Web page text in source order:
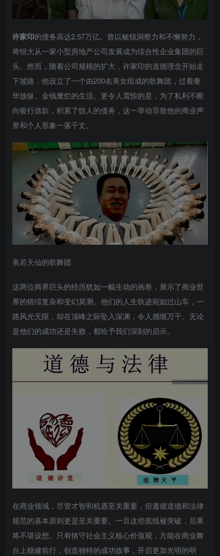
许家印的债务高达2.57万亿。曾以敏锐洞察力和不懈努力，
将恒大从一家小型房地产公司发展成为综合性企业集团的巨
头。然而，随着公司规模的扩大，许家印的道德理念开始走
下坡路，他设立了一个由200名美女组成的歌舞团，过着奢
华放纵、金钱糜烂的生活。更令人震惊的是，为了私利不断
向银行借款，积累了惊人的债务，这一举动导致他的商业声
誉和个人形象一落千丈。
美若天仙的歌舞团
这两位商界巨头的经历犹如一幅生动的画卷，展示了商业世
界的错综复杂和变幻莫测。他们的人生轨迹宛如过山车，一
路风光无限，却在顶峰之际坠入深渊，令人感慨万千。无论
是他们的成功还是失败，都给予我们深刻的启示。
在商业领域，尽管才智和机遇至关重要，但遵循道德和法律
规范的基本原则更是至关重要。一旦这些底线被突破，后果
将不堪设想。只有恪守社会主义核心价值观，方能在商业舞
台上稳健前行，创造独特的成功故事，开启更加光明的明